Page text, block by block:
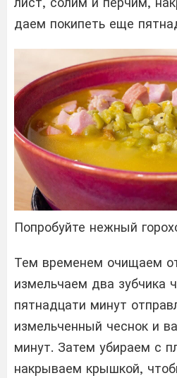
даем покипеть еще
Попробуйте нежный
Тем временем очищаем
измельчаем два зубчика
пятнадцати минут
измельченный чеснок и
минут. Затем убираем с
накрываем крышкой,